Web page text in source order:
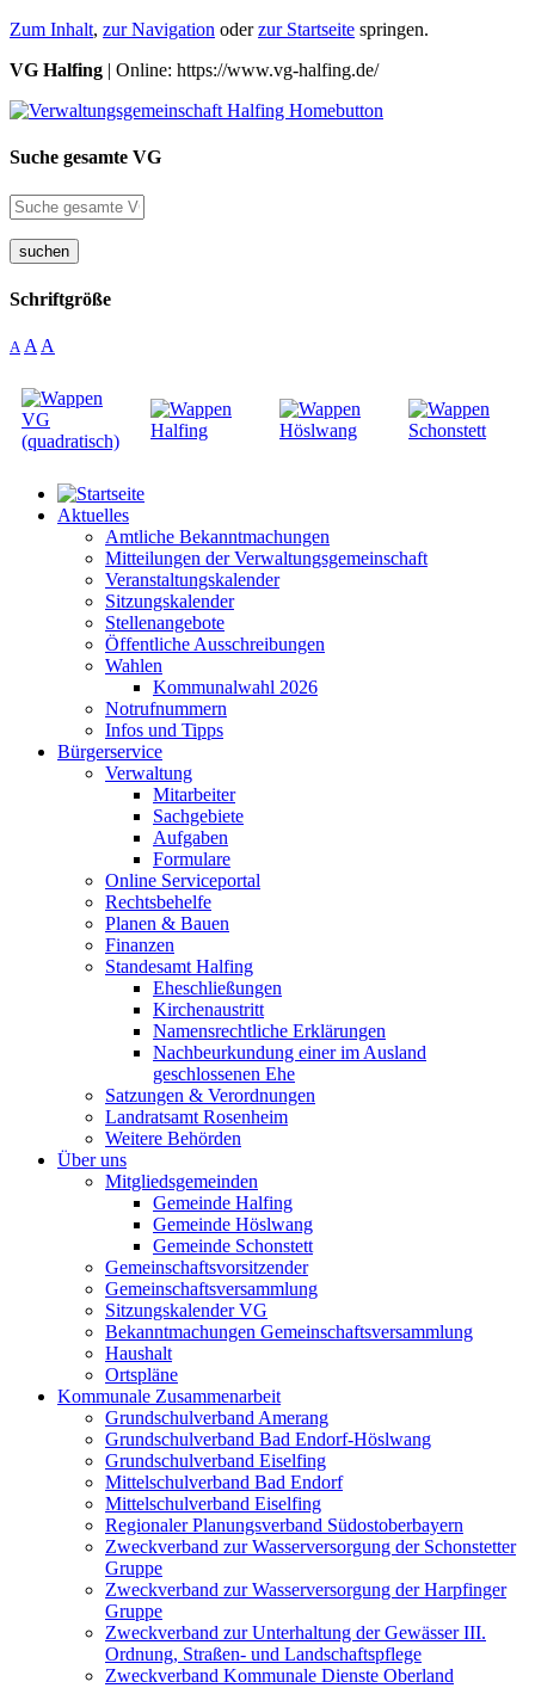
Zum Inhalt, zur Navigation oderzur Startseite springen.
VG Halfing | Online: https://www.vg-halfing.de/
Suche gesamte VG
suchen
Schriftgröße
A A A
Aktuelles
Amtliche Bekanntmachungen
Mitteilungen der Verwaltungsgemeinschaft
Veranstaltungskalender
Sitzungskalender
Stellenangebote
Öffentliche Ausschreibungen
Wahlen
Kommunalwahl 2026
Notrufnummern
Infos und Tipps
Bürgerservice
Verwaltung
Mitarbeiter
Sachgebiete
Aufgaben
Formulare
Online Serviceportal
Rechtsbehelfe
Planen & Bauen
Finanzen
Standesamt Halfing
Eheschließungen
Kirchenaustritt
Namensrechtliche Erklärungen
Nachbeurkundung einer im Ausland
geschlossenen Ehe
Satzungen & Verordnungen
Landratsamt Rosenheim
Weitere Behörden
Über uns
Mitgliedsgemeinden
Gemeinde Halfing
Gemeinde Höslwang
Gemeinde Schonstett
Gemeinschaftsvorsitzender
Gemeinschaftsversammlung
Sitzungskalender VG
Bekanntmachungen Gemeinschaftsversammlung
Haushalt
Ortspläne
Kommunale Zusammenarbeit
Grundschulverband Amerang
Grundschulverband Bad Endorf-Höslwang
Grundschulverband Eiselfing
Mittelschulverband Bad Endorf
Mittelschulverband Eiselfing
Regionaler Planungsverband Südostoberbayern
Zweckverband zur Wasserversorgung der Schonstetter
Gruppe
Zweckverband zur Wasserversorgung der Harpfinger
Gruppe
Zweckverband zur Unterhaltung der Gewässer III.
Ordnung, Straßen- und Landschaftspflege
Zweckverband Kommunale Dienste Oberland